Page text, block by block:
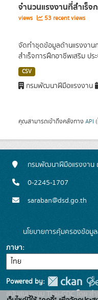
จำนวนแรงงานที่สำเร็
views
53 recent views
จัดทำชุดข้อมูลด้านแรงงาน
สำเร็จการฝึกอาชีพเสริม ป
CSV
กรมพัฒนาฝีมือแรงงาน
คุณสามารถเข้าถึงคลังทาง API
กรมพัฒนาฝีมือแรงงาน
0-2245-1707
saraban@dsd.go.th
นโยบายการคุ้มครองข้อมู
ภาษา
Powered by:
สนับสนุนระบบ Thai-GDC โดย